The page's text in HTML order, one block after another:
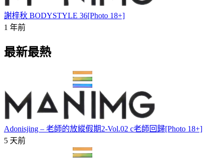
謝梓秋 BODYSTYLE 36[Photo 18+]
1 年前
最新最熱
Adonisjing – 老師的放縱假期2-Vol.02 c老師回歸[Photo 18+]
5 天前